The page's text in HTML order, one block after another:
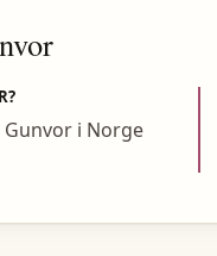
?
i Norge